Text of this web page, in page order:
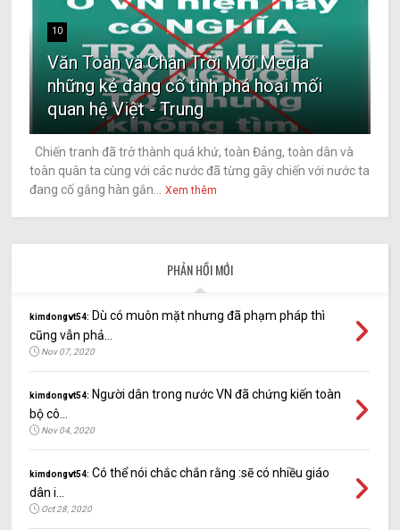
10
Văn Toàn và Chân Trời Mới Media
những kẻ đang cố tình phá hoại mối
quan hệ Việt - Trung
Chiến tranh đã trở thành quá khứ, toàn Đảng, toàn dân và
toàn quân ta cùng với các nước đã từng gây chiến với nước ta
đang cố gắng hàn gắn...
Xem thêm
PHẢN HỒI MỚI
kimdongvt54: Dù có muôn mặt nhưng đã phạm pháp thì
cũng vẫn phả...
Nov 07, 2020
kimdongvt54: Người dân trong nước VN đã chứng kiến toàn
bộ cô...
Nov 04, 2020
kimdongvt54: Có thể nói chắc chắn rằng :sẽ có nhiều giáo
dân i...
Oct 28, 2020